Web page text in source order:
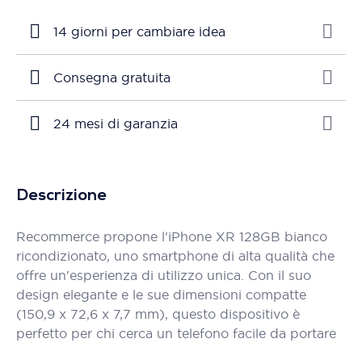
14 giorni per cambiare idea
Consegna gratuita
24 mesi di garanzia
Descrizione
Recommerce propone l'iPhone XR 128GB bianco
ricondizionato, uno smartphone di alta qualità che
offre un'esperienza di utilizzo unica. Con il suo
design elegante e le sue dimensioni compatte
(150,9 x 72,6 x 7,7 mm), questo dispositivo è
perfetto per chi cerca un telefono facile da portare